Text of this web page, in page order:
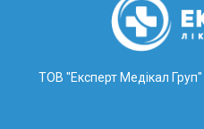
ТОВ "Експерт Медікал Груп"